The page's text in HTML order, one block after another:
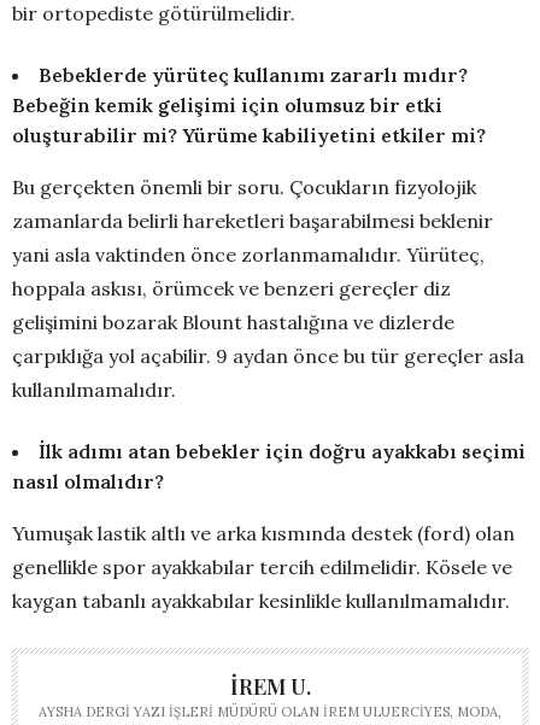
bir ortopediste götürülmelidir.
Bebeklerde yürüteç kullanımı zararlı mıdır?
Bebeğin kemik gelişimi için olumsuz bir etki
oluşturabilir mi? Yürüme kabiliyetini etkiler mi?
Bu gerçekten önemli bir soru. Çocukların fizyolojik
zamanlarda belirli hareketleri başarabilmesi beklenir
yani asla vaktinden önce zorlanmamalıdır. Yürüteç,
hoppala askısı, örümcek ve benzeri gereçler diz
gelişimini bozarak Blount hastalığına ve dizlerde
çarpıklığa yol açabilir. 9 aydan önce bu tür gereçler asla
kullanılmamalıdır.
İlk adımı atan bebekler için doğru ayakkabı seçimi
nasıl olmalıdır?
Yumuşak lastik altlı ve arka kısmında destek (ford) olan
genellikle spor ayakkabılar tercih edilmelidir. Kösele ve
kaygan tabanlı ayakkabılar kesinlikle kullanılmamalıdır.
İREM U.
AYSHA DERGI YAZI İŞLERI MÜDÜRÜ OLAN İREM ULUERCIYES, MODA,